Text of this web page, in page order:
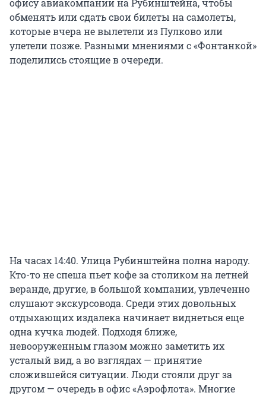
офису авиакомпании на Рубинштейна, чтобы
обменять или сдать свои билеты на самолеты,
которые вчера не вылетели из Пулково или
улетели позже. Разными мнениями с «Фонтанкой»
поделились стоящие в очереди.
На часах 14:40. Улица Рубинштейна полна народу.
Кто-то не спеша пьет кофе за столиком на летней
веранде, другие, в большой компании, увлеченно
слушают экскурсовода. Среди этих довольных
отдыхающих издалека начинает виднеться еще
одна кучка людей. Подходя ближе,
невооруженным глазом можно заметить их
усталый вид, а во взглядах — принятие
сложившейся ситуации. Люди стояли друг за
другом — очередь в офис «Аэрофлота». Многие